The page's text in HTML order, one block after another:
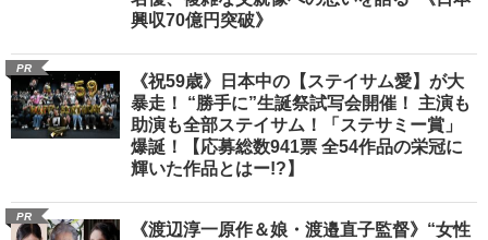
興収70億円突破》
PR
《祝59歳》日本中の【ステイサム愛】が大
暴走！ “勝手に”生誕祭試写会開催！ 主演も
助演も全部ステイサム！「ステサミー賞」
爆誕！【応募総数941票 全54作品の栄冠に
輝いた作品とはー!?】
PR
《渡辺淳一原作＆娘・渡邉直子監督》“女性